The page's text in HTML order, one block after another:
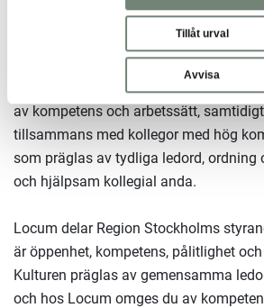
Tillåt urval
Avvisa
Vad Locum erbjuder dig
Hos Locum får du jobba med lokaler
samhällsviktig funktion, du får en
av kompetens och arbetssätt,
tillsammans med kollegor med hög
som präglas av tydliga ledord, ordning
och hjälpsam kollegial anda.
Locum delar Region Stockholms
är öppenhet, kompetens, pålitlighet
Kulturen präglas av gemensamma
och hos Locum omges du av